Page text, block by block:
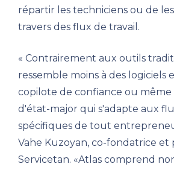
répartir les techniciens ou de
travers des flux de travail.
« Contrairement aux outils
ressemble moins à des logiciels
copilote de confiance ou
d'état-major qui s'adapte aux
spécifiques de tout
Vahe Kuzoyan, co-fondatrice et
Servicetan. «Atlas comprend